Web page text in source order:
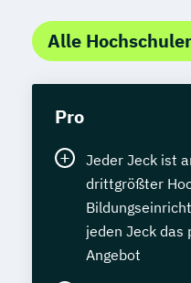
Alle
Pro
Jeder Jeck ist
drittgrößter
jeden Jeck das
Angebot